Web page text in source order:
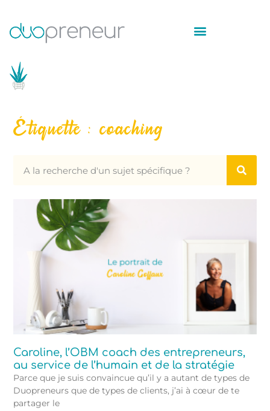
Étiquette : coaching
Caroline, l’OBM coach des entrepreneurs,
au service de l’humain et de la stratégie
Parce que je suis convaincue qu’il y a autant de types de
Duopreneurs que de types de clients, j’ai à cœur de te
partager le